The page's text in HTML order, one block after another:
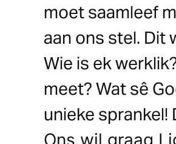
moet saamleef
aan ons stel. Dit
Wie is ek
meet? Wat sê
unieke sprankel!
Ons wil graag